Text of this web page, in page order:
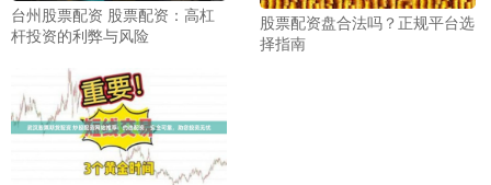
台州股票配资 股票配资：高杠
杆投资的利弊与风险
股票配资盘合法吗？正规平台选
择指南